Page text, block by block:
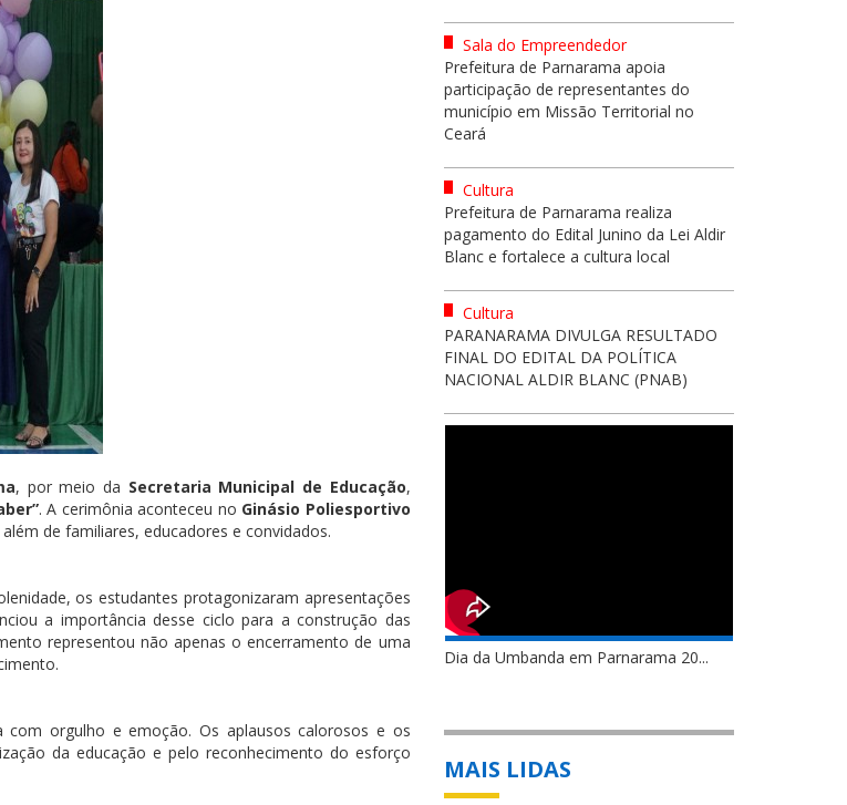
, por meio da Secretaria Municipal de Educação,
. A cerimônia aconteceu no Ginásio Poliesportivo
de familiares, educadores e convidados.
os estudantes protagonizaram apresentações
a importância desse ciclo para a construção das
representou não apenas o encerramento de uma
com orgulho e emoção. Os aplausos calorosos e os
da educação e pelo reconhecimento do esforço
Sala do Empreendedor
Prefeitura de Parnarama apoia
participação de representantes do
município em Missão Territorial no
Ceará
Cultura
Prefeitura de Parnarama realiza
pagamento do Edital Junino da Lei Aldir
Blanc e fortalece a cultura local
Cultura
PARANARAMA DIVULGA RESULTADO
FINAL DO EDITAL DA POLÍTICA
NACIONAL ALDIR BLANC (PNAB)
Dia da Umbanda em Parnarama 20...
MAIS LIDAS